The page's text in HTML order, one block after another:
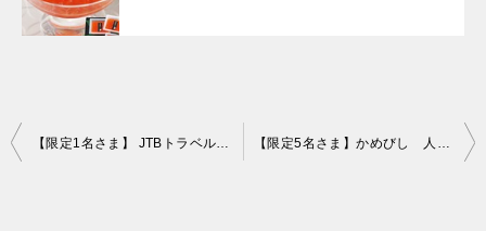
投
【限定1名さま】 JTBトラベルギフトカード3万円分 片付け110番プレゼントキャンペーン！！ 【限定5名さま】かめびし 人気TOP3本格セット 片付け110番プレゼントキャンペーン！！